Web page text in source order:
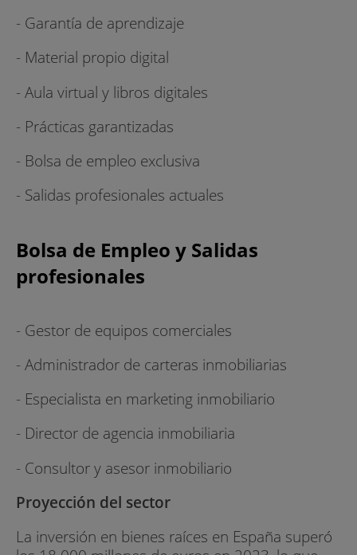
- Garantía de aprendizaje
- Material propio digital
- Aula virtual y libros digitales
- Prácticas garantizadas
- Bolsa de empleo exclusiva
- Salidas profesionales actuales
Bolsa de Empleo y Salidas
profesionales
- Gestor de equipos comerciales
- Administrador de carteras inmobiliarias
- Especialista en marketing inmobiliario
- Director de agencia inmobiliaria
- Consultor y asesor inmobiliario
Proyección del sector
La inversión en bienes raíces en España superó